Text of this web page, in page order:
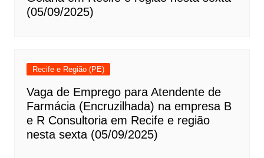
(05/09/2025)
Recife e Região (PE)
Vaga de Emprego para Atendente de
Farmácia (Encruzilhada) na empresa B
e R Consultoria em Recife e região
nesta sexta (05/09/2025)